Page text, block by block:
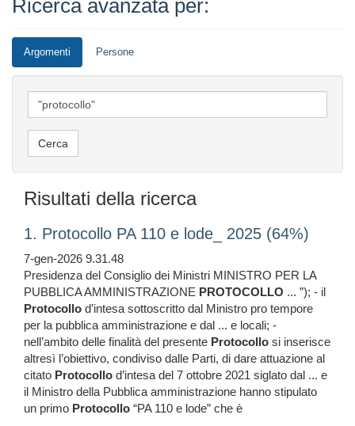
Ricerca avanzata per:
Argomenti Persone
Risultati della ricerca
1. Protocollo PA 110 e lode_ 2025 (64%)
7-gen-2026 9.31.48
Presidenza del Consiglio dei Ministri MINISTRO PER LA
PUBBLICA AMMINISTRAZIONE PROTOCOLLO ... ”); - il
Protocollo d’intesa sottoscritto dal Ministro pro tempore
per la pubblica amministrazione e dal ... e locali; -
nell’ambito delle finalità del presente Protocollo si inserisce
altresì l’obiettivo, condiviso dalle Parti, di dare attuazione al
citato Protocollo d’intesa del 7 ottobre 2021 siglato dal ... e
il Ministro della Pubblica amministrazione hanno stipulato
un primo Protocollo “PA 110 e lode” che è